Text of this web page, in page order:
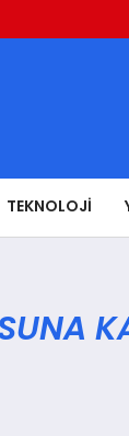
TEKNOLOJI